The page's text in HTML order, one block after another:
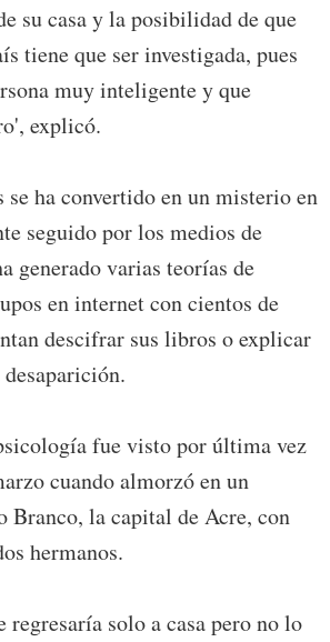
su casa y la posibilidad de que
tiene que ser investigada, pues
muy inteligente y que
explicó.
se ha convertido en un misterio en
seguido por los medios de
generado varias teorías de
en internet con cientos de
descifrar sus libros o explicar
fue visto por última vez
cuando almorzó en un
Branco, la capital de Acre, con
hermanos.
regresaría solo a casa pero no lo